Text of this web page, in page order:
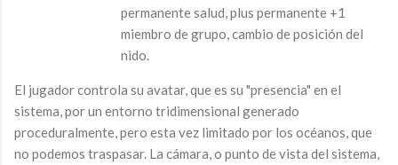
permanente salud, plus permanente +1
miembro de grupo, cambio de posición del
nido.
El jugador controla su avatar, que es su "presencia" en el
sistema, por un entorno tridimensional generado
proceduralmente, pero esta vez limitado por los océanos, que
no podemos traspasar. La cámara, o punto de vista del sistema,